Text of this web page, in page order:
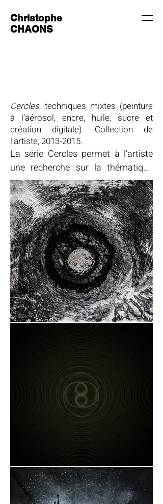
Christophe
CHAONS
Cercles, techniques mixtes (peinture
à l’aérosol, encre, huile, sucre et
création digitale). Collection de
l'artiste, 2013-2015.
La série Cercles permet à l’artiste
une recherche sur la thématique
symbolique des trous noirs. À la
fois évocateurs du Big Bang et du
cosmos, ils sont aussi associés à la
question de la mémoire et de l’esprit
pour Christophe Chaons. Ces
cercles et spirales mêlent des
techniques diverses, unissant la
bombe aérosol, la peinture à l’huile,
l’encre de Chine et parfois le sucre,
pour un résultat mettant en lumière
un noir et blanc ponctué de chrome.
À travers ses cercles, l’artiste
évoque le Chaos originel. Celui-ci
démarre d’ailleurs la plupart de ses
œuvres par un trou, créant un
cercle concentrique central, à
l’image d’un portail. Éclipses
solaires et lunaires, basculement
entre les mondes, phénomènes
associe ces concepts à son travail
plasticien sur le Chaos.